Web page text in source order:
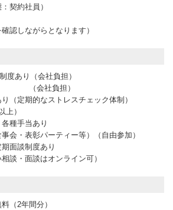
契約社員）
認しながらとなります）
度あり（会社負担）
（会社負担）
（定期的なストレスチェック体制）
上）
種手当あり
会・表彰パーティー等）（自由参加）
面談制度あり
談・面談はオンライン可）
（2年間分）